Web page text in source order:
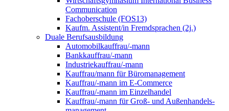
Communication
Fachoberschule (FOS13)
Kaufm. Assistent/in Fremdsprachen (2j.)
Duale Berufsausbildung
Automobilkauffrau/-mann
Bankkauffrau/-mann
Industriekauffrau/-mann
Kauffrau/mann für Büromanagement
Kauffrau/-mann im E-Commerce
Kauffrau/-mann im Einzelhandel
Kauffrau/-mann für Groß- und Außen­handels­